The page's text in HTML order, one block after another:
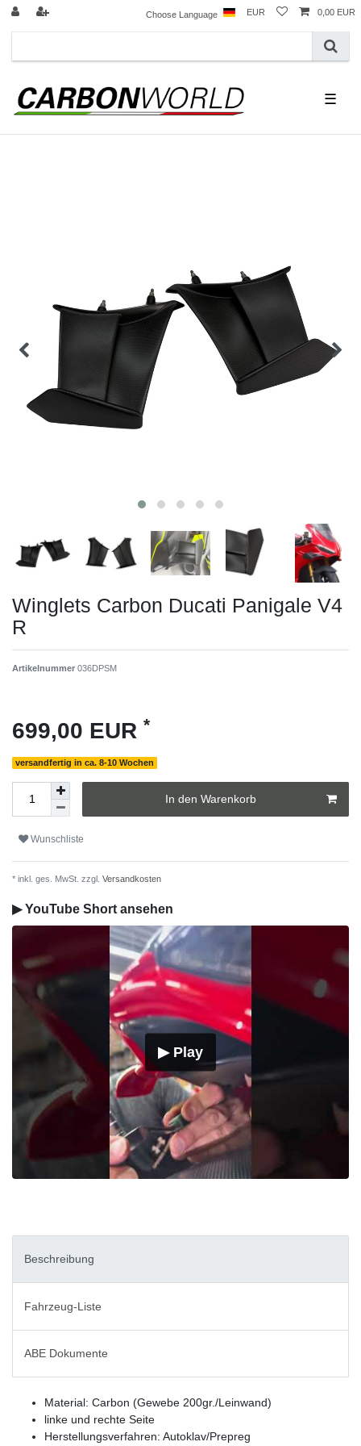
Choose Language EUR 0,00 EUR
☰
Winglets Carbon Ducati Panigale V4
R
Artikelnummer 036DPSM
699,00 EUR *
versandfertig in ca. 8-10 Wochen
In den Warenkorb
Wunschliste
* inkl. ges. MwSt. zzgl. Versandkosten
▶ YouTube Short ansehen
▶ Play
Beschreibung
Fahrzeug-Liste
ABE Dokumente
Material: Carbon (Gewebe 200gr./Leinwand)
linke und rechte Seite
Herstellungsverfahren: Autoklav/Prepreg